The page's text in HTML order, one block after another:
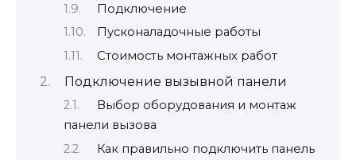
Подключение
Пусконаладочные работы
Стоимость монтажных работ
Подключение вызывной панели
Выбор оборудования и монтаж
панели вызова
Как правильно подключить панель